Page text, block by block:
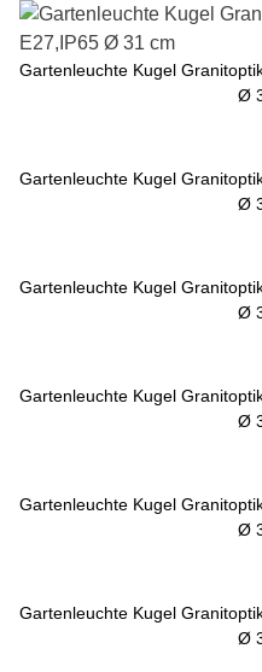
Gartenleuchte Kugel
Ø
Gartenleuchte Kugel
Ø
Gartenleuchte Kugel
Ø
Gartenleuchte Kugel
Ø
Gartenleuchte Kugel
Ø
Gartenleuchte Kugel
Ø